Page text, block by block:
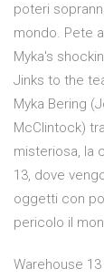
poteri
mondo. Pete
Myka's
Jinks to the
Myka Bering
McClintock)
misteriosa, la
13, dove
oggetti con
pericolo il
Warehouse